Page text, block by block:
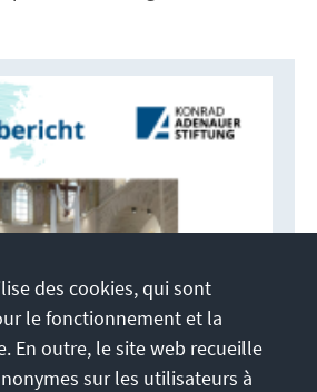
des cookies, qui sont
le fonctionnement et la
En outre, le site web recueille
sur les utilisateurs à